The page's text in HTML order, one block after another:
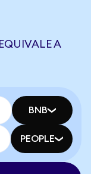
A
BNB
PEOPLE